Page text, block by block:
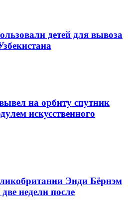
детей для вывоза
на орбиту спутник
искусственного
Энди Бёрнэм
недели после